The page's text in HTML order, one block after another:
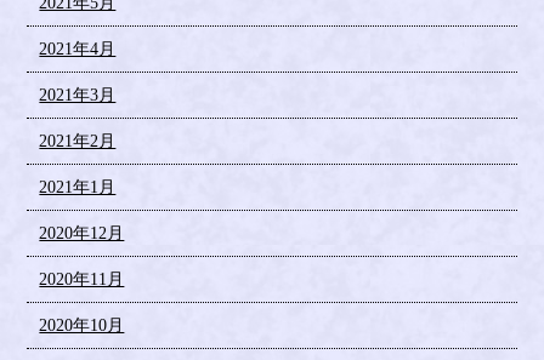
2021年4月
2021年3月
2021年2月
2021年1月
2020年12月
2020年11月
2020年10月